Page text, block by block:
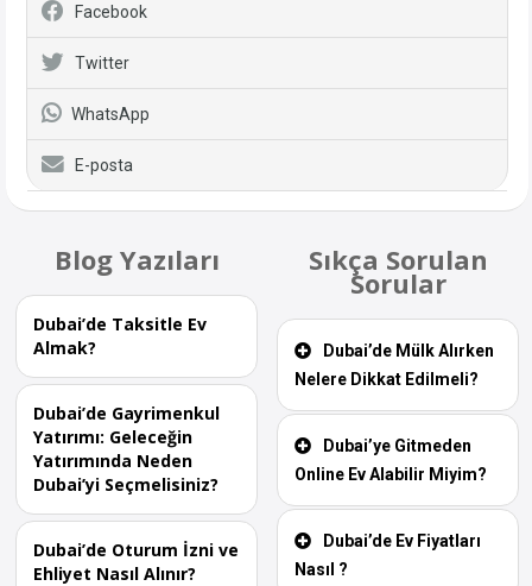
Facebook
Twitter
WhatsApp
E-posta
Blog Yazıları
Dubai’de Taksitle Ev
Almak?
Dubai’de Gayrimenkul
Yatırımı: Geleceğin
Yatırımında Neden
Dubai’yi Seçmelisiniz?
Dubai’de Oturum İzni ve
Ehliyet Nasıl Alınır?
Sıkça Sorulan
Sorular
Dubai’de Mülk Alırken
Nelere Dikkat Edilmeli?
Dubai’ye Gitmeden
Online Ev Alabilir Miyim?
Dubai’de Ev Fiyatları
Nasıl ?